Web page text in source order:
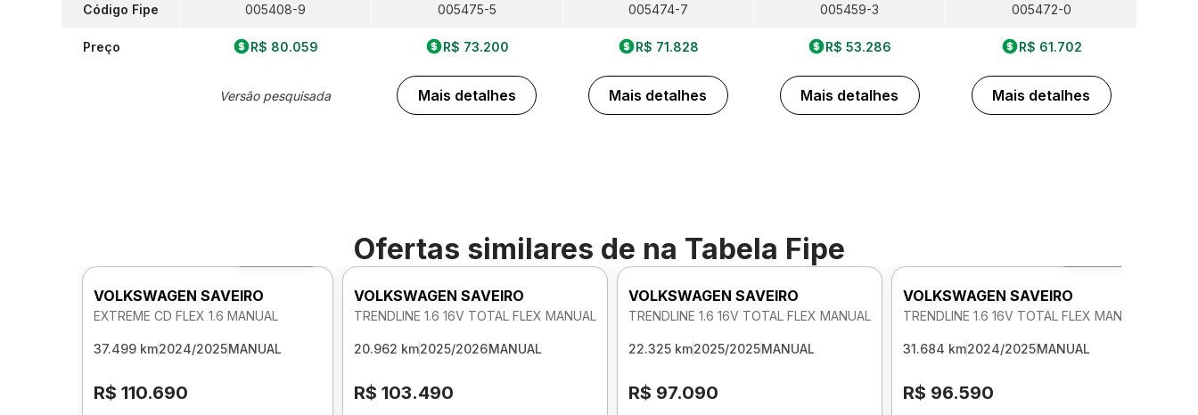
Código Fipe
Preço
005408-9
R$ 80.059
Versão pesquisada
005475-5
R$ 73.200
Mais detalhes
005474-7
R$ 71.828
Mais detalhes
005459-3
R$ 53.286
Mais detalhes
005472-0
R$ 61.702
Mais detalhes
Ofertas similares de na Tabela Fipe
VOLKSWAGEN SAVEIRO
EXTREME CD FLEX 1.6 MANUAL
37.499 km2024/2025MANUAL
R$ 110.690
VOLKSWAGEN SAVEIRO
TRENDLINE 1.6 16V TOTAL FLEX MANUAL
20.962 km2025/2026MANUAL
R$ 103.490
VOLKSWAGEN SAVEIRO
TRENDLINE 1.6 16V TOTAL FLEX MANUAL
22.325 km2025/2025MANUAL
R$ 97.090
VOLKSWAGEN SAVEIRO
TRENDLINE 1.6 16V TOTAL FLEX MANUAL
31.684 km2024/2025MANUAL
R$ 96.590